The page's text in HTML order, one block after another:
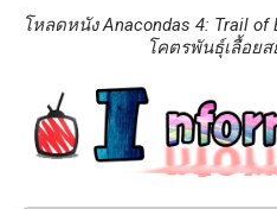
โหลดหนัง Anacondas 4: Trail
โคตรพันธุ์เลื้อย